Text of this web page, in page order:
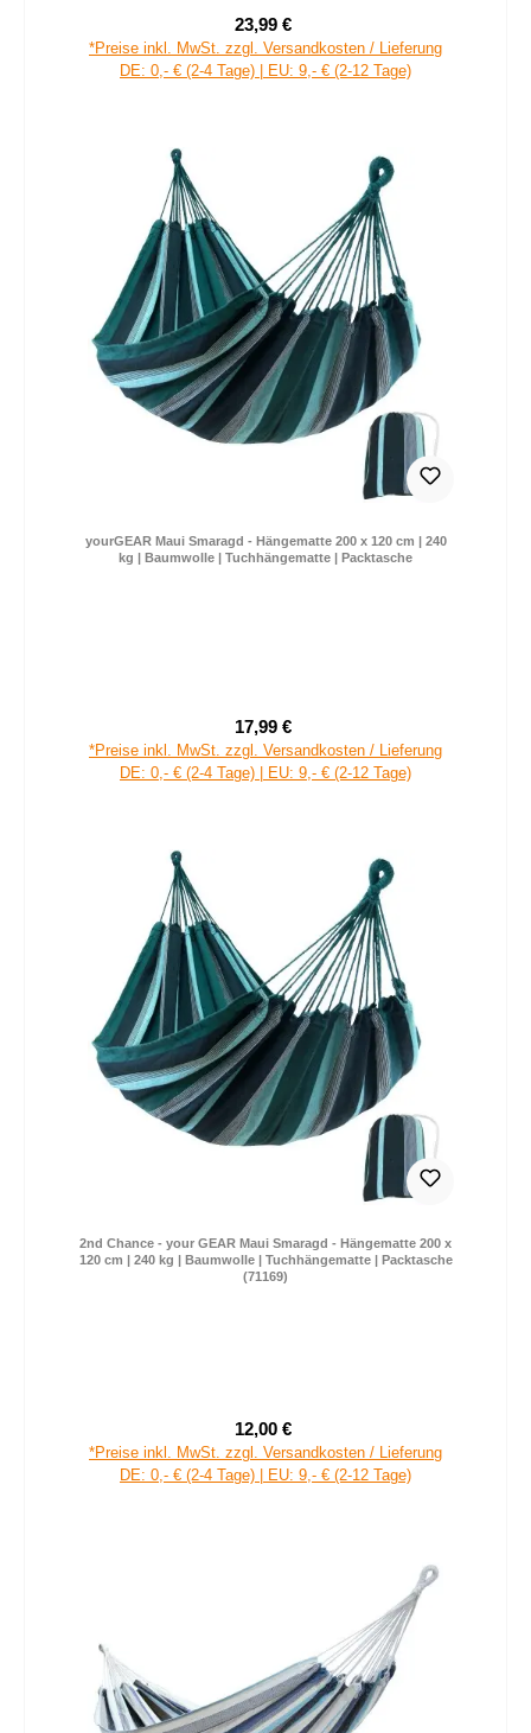
Verkaufspreis:
23,99 €
*Preise inkl. MwSt. zzgl. Versandkosten / Lieferung
DE: 0,- € (2-4 Tage) | EU: 9,- € (2-12 Tage)
yourGEAR Maui Smaragd - Hängematte 200 x 120 cm | 240
kg | Baumwolle | Tuchhängematte | Packtasche
Verkaufspreis:
17,99 €
*Preise inkl. MwSt. zzgl. Versandkosten / Lieferung
DE: 0,- € (2-4 Tage) | EU: 9,- € (2-12 Tage)
2nd Chance - your GEAR Maui Smaragd - Hängematte 200 x
120 cm | 240 kg | Baumwolle | Tuchhängematte | Packtasche
(71169)
Verkaufspreis:
12,00 €
*Preise inkl. MwSt. zzgl. Versandkosten / Lieferung
DE: 0,- € (2-4 Tage) | EU: 9,- € (2-12 Tage)